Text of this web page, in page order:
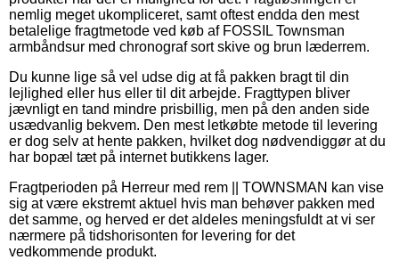
nemlig meget ukompliceret, samt oftest endda den mest
betalelige fragtmetode ved køb af FOSSIL Townsman
armbåndsur med chronograf sort skive og brun læderrem.
Du kunne lige så vel udse dig at få pakken bragt til din
lejlighed eller hus eller til dit arbejde. Fragttypen bliver
jævnligt en tand mindre prisbillig, men på den anden side
usædvanlig bekvem. Den mest letkøbte metode til levering
er dog selv at hente pakken, hvilket dog nødvendiggør at du
har bopæl tæt på internet butikkens lager.
Fragtperioden på Herreur med rem || TOWNSMAN kan vise
sig at være ekstremt aktuel hvis man behøver pakken med
det samme, og herved er det aldeles meningsfuldt at vi ser
nærmere på tidshorisonten for levering for det
vedkommende produkt.